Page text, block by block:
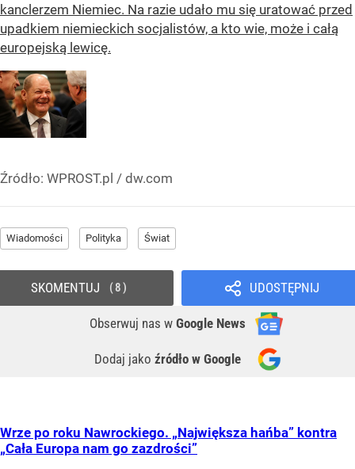
kanclerzem Niemiec. Na razie udało mu się uratować przed
upadkiem niemieckich socjalistów, a kto wie, może i całą
europejską lewicę.
Źródło: WPROST.pl / dw.com
Wiadomości Polityka Świat
UDOSTĘPNIJ
Obserwuj nas w Google News
Dodaj jako źródło w Google
SKOMENTUJ 8
Wrze po roku Nawrockiego. „Największa hańba” kontra
„Cała Europa nam go zazdrości”